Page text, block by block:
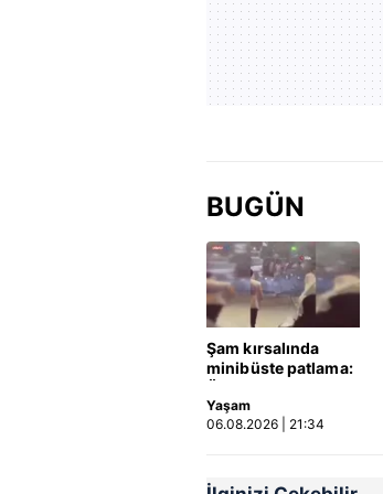
BUGÜN
Şam kırsalında
minibüste patlama:
Yaşam
06.08.2026 | 21:34